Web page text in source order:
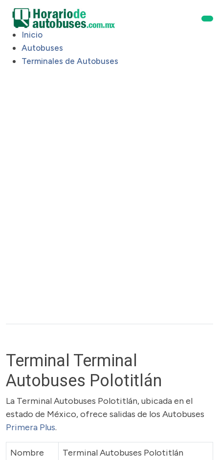
Inicio
Autobuses
Terminales de Autobuses
Terminal Terminal
Autobuses Polotitlán
La Terminal Autobuses Polotitlán, ubicada en el
estado de México, ofrece salidas de los Autobuses
Primera Plus.
Nombre
Terminal Autobuses Polotitlán